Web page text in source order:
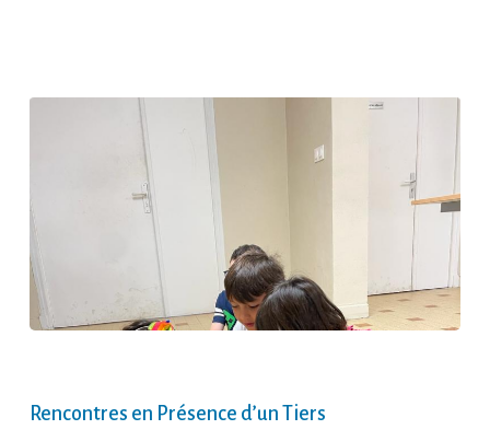
Rencontres en Présence d’un Tiers